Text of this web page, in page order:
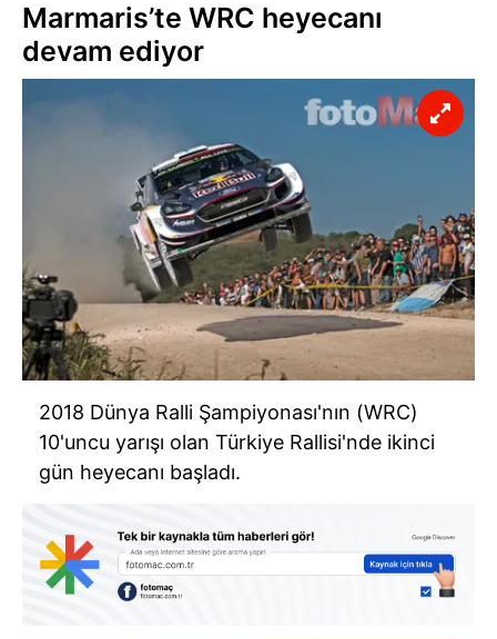
Marmaris’te WRC heyecanı
devam ediyor
2018 Dünya Ralli Şampiyonası'nın (WRC)
10'uncu yarışı olan Türkiye Rallisi'nde ikinci
gün heyecanı başladı.